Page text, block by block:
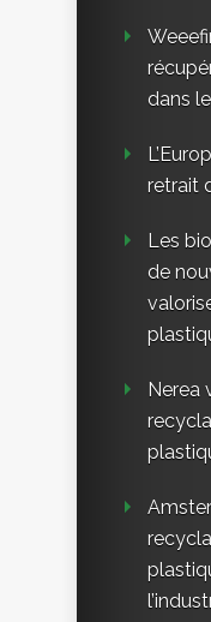
dans
retrait
Les
de
Nerea